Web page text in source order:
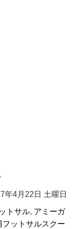
年4月22日 土曜日
トサル, アミーガ
フットサルスクー